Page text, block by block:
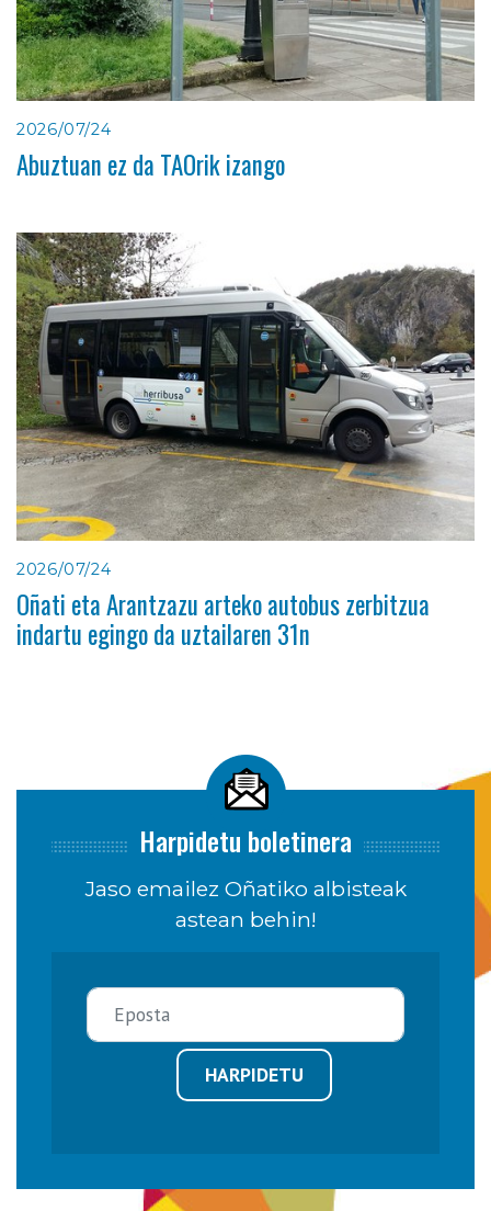
2026/07/24
Abuztuan ez da TAOrik izango
2026/07/24
Oñati eta Arantzazu arteko autobus zerbitzua
indartu egingo da uztailaren 31n
Harpidetu boletinera
Jaso emailez Oñatiko albisteak
astean behin!
HARPIDETU